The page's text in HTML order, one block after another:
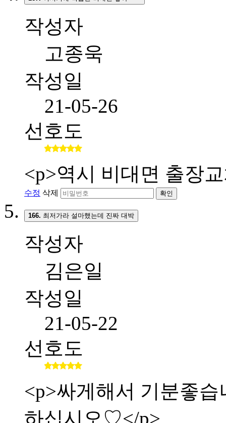
작성자
고종욱
작성일
21-05-26
선호도
<p>역시 비대면 출장
수정 삭제 확인
166. 최저가라 설마했는데 진짜 대박
작성자
김은일
작성일
21-05-22
선호도
<p>싸게해서 기분좋습
하십시오♡</p>